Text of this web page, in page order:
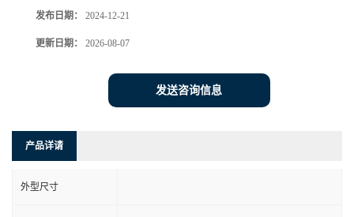
发布日期： 2024-12-21
更新日期： 2026-08-07
发送咨询信息
产品详请
外型尺寸